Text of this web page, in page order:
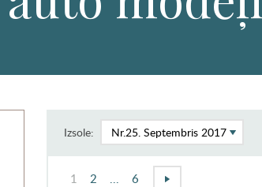
Izsole:
1 2 6